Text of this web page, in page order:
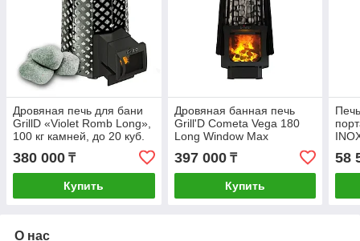
Дровяная печь для бани
GrillD «Violet Romb Long»,
100 кг камней, до 20 куб.
380 000 ₸
Купить
Дровяная банная печь
Grill'D Cometa Vega 180
Long Window Max
397 000₸
Купить
58
О нас